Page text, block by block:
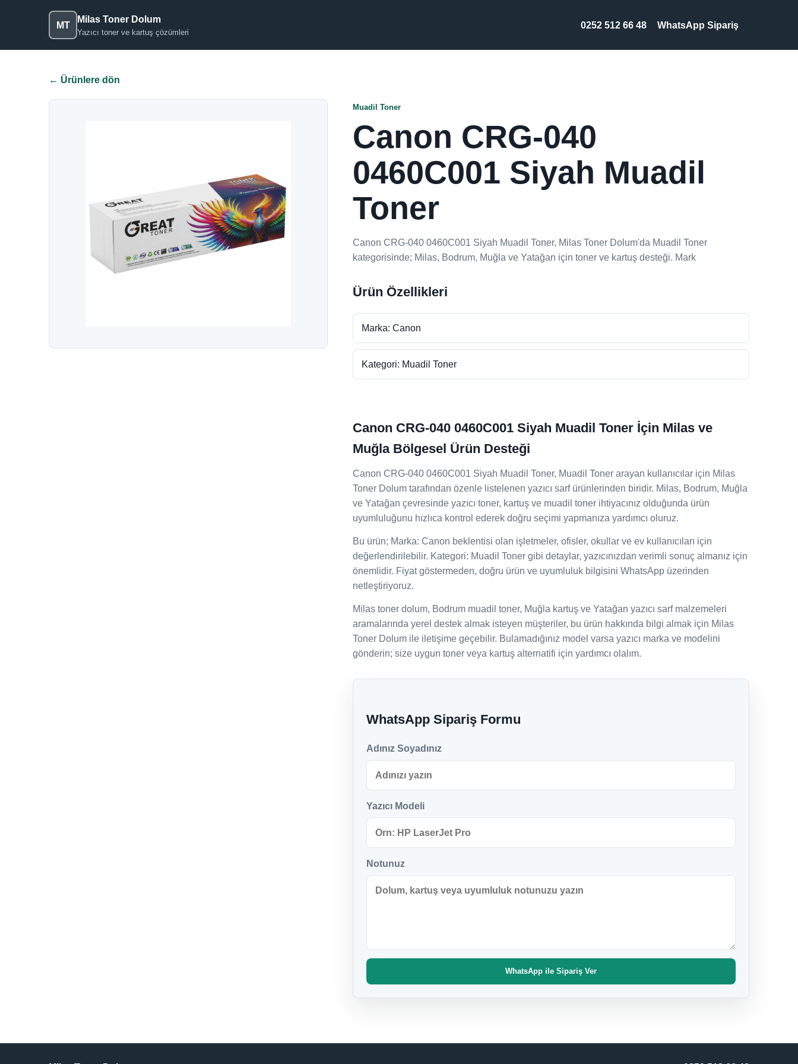
MT
Milas Toner Dolum
Yazıcı toner ve kartuş çözümleri
0252 512 66 48 WhatsApp Sipariş
← Ürünlere dön
Muadil Toner
Canon CRG-040
0460C001 Siyah Muadil
Toner
Canon CRG-040 0460C001 Siyah Muadil Toner, Milas Toner Dolum'da Muadil Toner
kategorisinde; Milas, Bodrum, Muğla ve Yatağan için toner ve kartuş desteği. Mark
Ürün Özellikleri
Marka: Canon
Kategori: Muadil Toner
Canon CRG-040 0460C001 Siyah Muadil Toner İçin Milas ve
Muğla Bölgesel Ürün Desteği
Canon CRG-040 0460C001 Siyah Muadil Toner, Muadil Toner arayan kullanıcılar için Milas
Toner Dolum tarafından özenle listelenen yazıcı sarf ürünlerinden biridir. Milas, Bodrum, Muğla
ve Yatağan çevresinde yazıcı toner, kartuş ve muadil toner ihtiyacınız olduğunda ürün
uyumluluğunu hızlıca kontrol ederek doğru seçimi yapmanıza yardımcı oluruz.
Bu ürün; Marka: Canon beklentisi olan işletmeler, ofisler, okullar ve ev kullanıcıları için
değerlendirilebilir. Kategori: Muadil Toner gibi detaylar, yazıcınızdan verimli sonuç almanız için
önemlidir. Fiyat göstermeden, doğru ürün ve uyumluluk bilgisini WhatsApp üzerinden
netleştiriyoruz.
Milas toner dolum, Bodrum muadil toner, Muğla kartuş ve Yatağan yazıcı sarf malzemeleri
aramalarında yerel destek almak isteyen müşteriler, bu ürün hakkında bilgi almak için Milas
Toner Dolum ile iletişime geçebilir. Bulamadığınız model varsa yazıcı marka ve modelini
gönderin; size uygun toner veya kartuş alternatifi için yardımcı olalım.
WhatsApp Sipariş Formu
Adınız Soyadınız
Yazıcı Modeli
Notunuz
WhatsApp ile Sipariş Ver